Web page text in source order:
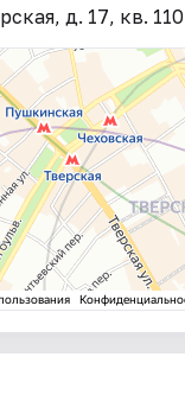
д. 17, кв. 110